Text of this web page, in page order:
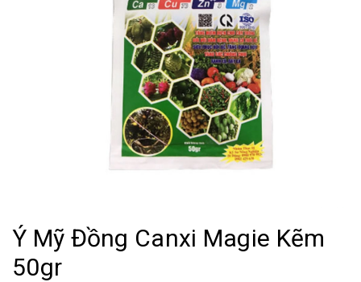
Ý Mỹ Đồng Canxi Magie Kẽm
50gr